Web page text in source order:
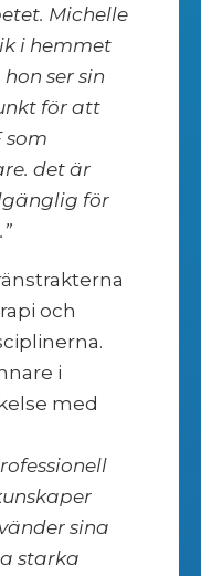
Michelle
i hemmet
ser sin
för att
som
det är
för
och
i
med
sina
starka